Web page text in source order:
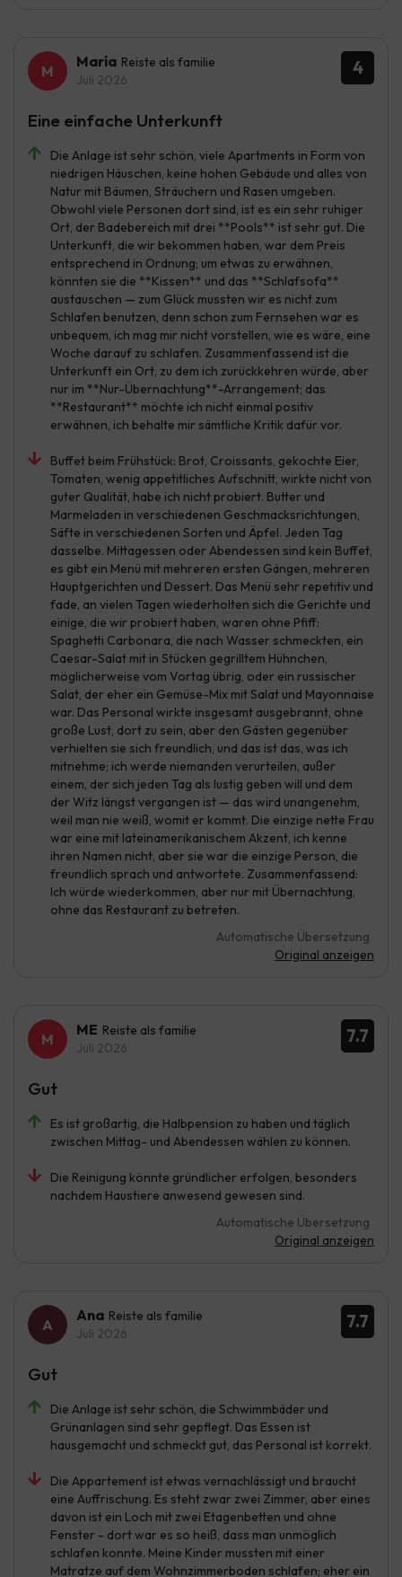
4
María Reiste als familie
Juli 2026
Die Anlage ist sehr schön, viele Apartments in Form von
niedrigen Häuschen, keine hohen Gebäude und alles von
Natur mit Bäumen, Sträuchern und Rasen umgeben.
Obwohl viele Personen dort sind, ist es ein sehr ruhiger
Ort, der Badebereich mit drei **Pools** ist sehr gut. Die
Unterkunft, die wir bekommen haben, war dem Preis
entsprechend in Ordnung; um etwas zu erwähnen,
könnten sie die **Kissen** und das **Schlafsofa**
austauschen — zum Glück mussten wir es nicht zum
Schlafen benutzen, denn schon zum Fernsehen war es
unbequem, ich mag mir nicht vorstellen, wie es wäre, eine
Woche darauf zu schlafen. Zusammenfassend ist die
Unterkunft ein Ort, zu dem ich zurückkehren würde, aber
nur im **Nur-Übernachtung**-Arrangement; das
**Restaurant** möchte ich nicht einmal positiv
erwähnen, ich behalte mir sämtliche Kritik dafür vor.
Buffet beim Frühstück: Brot, Croissants, gekochte Eier,
Tomaten, wenig appetitliches Aufschnitt, wirkte nicht von
guter Qualität, habe ich nicht probiert. Butter und
Marmeladen in verschiedenen Geschmacksrichtungen,
Säfte in verschiedenen Sorten und Äpfel. Jeden Tag
dasselbe. Mittagessen oder Abendessen sind kein Buffet,
es gibt ein Menü mit mehreren ersten Gängen, mehreren
Hauptgerichten und Dessert. Das Menü sehr repetitiv und
fade, an vielen Tagen wiederholten sich die Gerichte und
einige, die wir probiert haben, waren ohne Pfiff:
Spaghetti Carbonara, die nach Wasser schmeckten, ein
Caesar-Salat mit in Stücken gegrilltem Hühnchen,
möglicherweise vom Vortag übrig, oder ein russischer
Salat, der eher ein Gemüse-Mix mit Salat und Mayonnaise
war. Das Personal wirkte insgesamt ausgebrannt, ohne
große Lust, dort zu sein, aber den Gästen gegenüber
verhielten sie sich freundlich, und das ist das, was ich
mitnehme; ich werde niemanden verurteilen, außer
einem, der sich jeden Tag als lustig geben will und dem
der Witz längst vergangen ist — das wird unangenehm,
weil man nie weiß, womit er kommt. Die einzige nette Frau
war eine mit lateinamerikanischem Akzent, ich kenne
ihren Namen nicht, aber sie war die einzige Person, die
freundlich sprach und antwortete. Zusammenfassend:
Ich würde wiederkommen, aber nur mit Übernachtung,
ohne das Restaurant zu betreten.
Automatische Übersetzung
Original anzeigen
Eine einfache Unterkunft
7.7
ME Reiste als familie
Juli 2026
Es ist großartig, die Halbpension zu haben und täglich
zwischen Mittag- und Abendessen wählen zu können.
Die Reinigung könnte gründlicher erfolgen, besonders
nachdem Haustiere anwesend gewesen sind.
Automatische Übersetzung
Original anzeigen
Gut
7.7
Ana Reiste als familie
Juli 2026
Die Anlage ist sehr schön, die Schwimmbäder und
Grünanlagen sind sehr gepflegt. Das Essen ist
hausgemacht und schmeckt gut, das Personal ist korrekt.
Die Appartement ist etwas vernachlässigt und braucht
eine Auffrischung. Es steht zwar zwei Zimmer, aber eines
davon ist ein Loch mit zwei Etagenbetten und ohne
Fenster - dort war es so heiß, dass man unmöglich
schlafen konnte. Meine Kinder mussten mit einer
Matratze auf dem Wohnzimmerboden schlafen; eher ein
Gut